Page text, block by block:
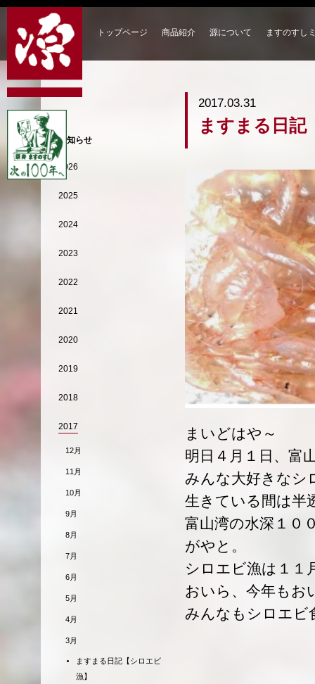
トップページ 商品紹介 源について ますのすし
2017.03.31
ますまる日記
まいどはや～
明日４月１日、富
みんな大好きなシ
生きている間は半
富山湾の水深１０
がやと。
シロエビ漁は１１
おいら、今年もお
みんなもシロエビ
お知らせ
2026
2025
2024
2023
2022
2021
2020
2019
2018
2017
12月
11月
10月
9月
8月
7月
6月
5月
4月
3月
ますまる日記【シロエビ
漁】